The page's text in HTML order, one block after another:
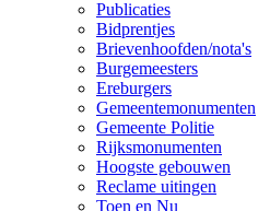
Publicaties
Bidprentjes
Brievenhoofden/nota's
Burgemeesters
Ereburgers
Gemeentemonumenten
Gemeente Politie
Rijksmonumenten
Hoogste gebouwen
Reclame uitingen
Toen en Nu